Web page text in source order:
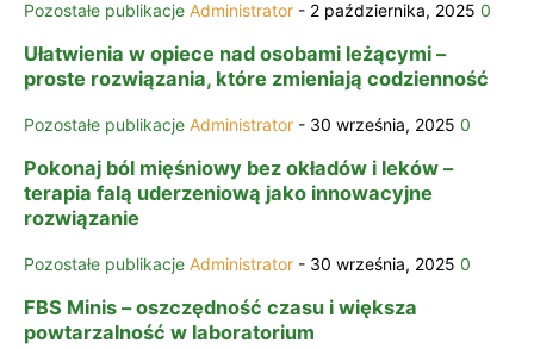
Pozostałe publikacje Administrator - 2 października, 2025 0
Ułatwienia w opiece nad osobami leżącymi –
proste rozwiązania, które zmieniają codzienność
Pozostałe publikacje Administrator - 30 września, 2025 0
Pokonaj ból mięśniowy bez okładów i leków –
terapia falą uderzeniową jako innowacyjne
rozwiązanie
Pozostałe publikacje Administrator - 30 września, 2025 0
FBS Minis – oszczędność czasu i większa
powtarzalność w laboratorium